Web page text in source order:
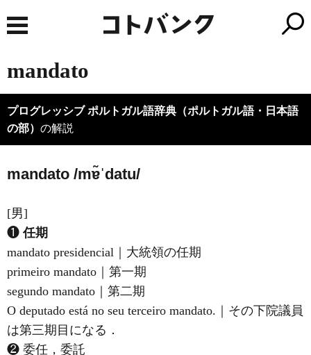
mandato
プログレッシブ ポルトガル語辞典（ポルトガル語・日本語
の部） の解説
mandato /mɐ̃ˈdatu/
[男]
❶任期
mandato presidencial｜大統領の任期
primeiro mandato｜第一期
segundo mandato｜第二期
O deputado está no seu terceiro mandato.｜その下院議員
は第三期目になる．
❷ 委任，委託